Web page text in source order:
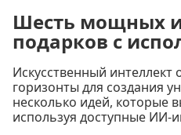
Шесть мощных
подарков с
Искусственный интеллект
горизонты для создания
несколько идей, которые
используя доступные ИИ-